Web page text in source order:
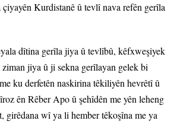
Kurdistanê û tevlî nava refên gerîla
dîtina gerîla jiya û tevlîbû, kêfxweşiyek
jiya û ji sekna gerîlayan gelek bi
ku derfetên naskirina têkiliyên hevrêtî û
ên Rêber Apo û şehîdên me yên leheng
girêdana wî ya li hember têkoşîna me ya